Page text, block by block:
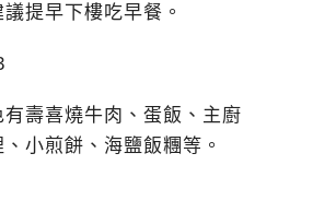
提早下樓吃早餐。
有壽喜燒牛肉、蛋飯、主廚
小煎餅、海鹽飯糰等。